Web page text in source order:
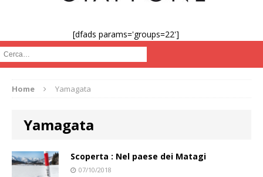
[dfads params='groups=22']
Cerca :
Home Yamagata
Yamagata
Scoperta : Nel paese dei Matagi
07/10/2018